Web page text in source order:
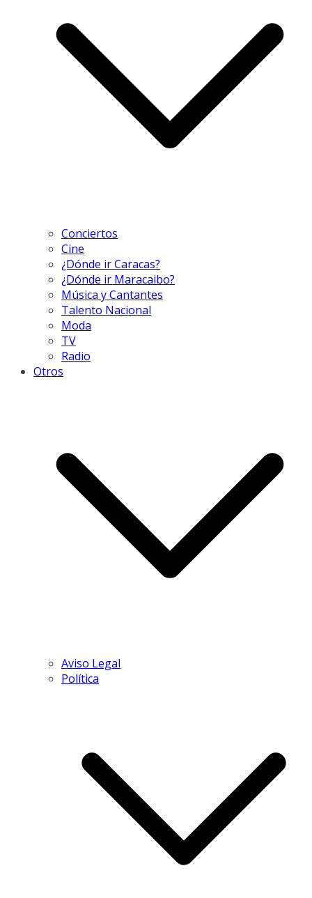
Conciertos
Cine
¿Dónde ir Caracas?
¿Dónde ir Maracaibo?
Música y Cantantes
Talento Nacional
Moda
TV
Radio
Otros
Aviso Legal
Política